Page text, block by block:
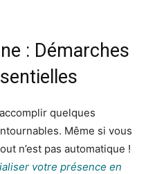
: Démarches
quelques
Même si vous
n’est pas automatique !
votre présence en